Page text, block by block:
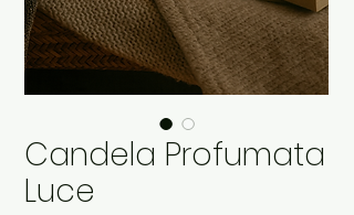
Candela Profumata
Luce